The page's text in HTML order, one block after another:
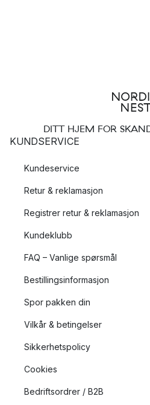
DITT HJEM FOR
KUNDSERVICE
Kundeservice
Retur & reklamasjon
Registrer retur & reklamasjon
Kundeklubb
FAQ – Vanlige spørsmål
Bestillingsinformasjon
Spor pakken din
Vilkår & betingelser
Sikkerhetspolicy
Cookies
Bedriftsordrer / B2B